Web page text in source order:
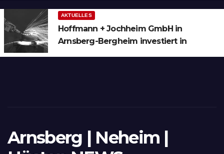
AKTUELLES
Hoffmann + Jochheim GmbH in
Arnsberg-Bergheim investiert in
Arnsberg | Neheim |